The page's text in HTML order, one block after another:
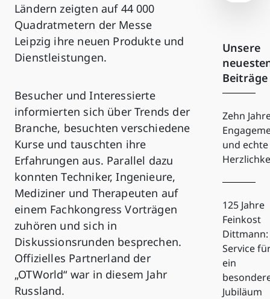
Ländern zeigten auf 44 000
Quadratmetern der Messe
Leipzig ihre neuen Produkte und
Dienstleistungen.
Besucher und Interessierte
informierten sich über Trends der
Branche, besuchten verschiedene
Kurse und tauschten ihre
Erfahrungen aus. Parallel dazu
konnten Techniker, Ingenieure,
Mediziner und Therapeuten auf
einem Fachkongress Vorträgen
zuhören und sich in
Diskussionsrunden besprechen.
Offizielles Partnerland der
„OTWorld“ war in diesem Jahr
Russland.
Unsere
Beiträge
Zehn
und echte
125 Jahre
Feinkost
Dittmann:
Service
ein
Jubiläum